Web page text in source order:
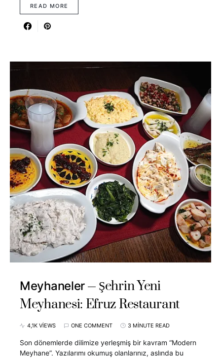
READ MORE
Meyhaneler
Şehrin Yeni
Meyhanesi: Efruz Restaurant
4,1K VIEWS ONE COMMENT 3 MINUTE READ
Son dönemlerde dilimize yerleşmiş bir kavram “Modern
Meyhane”. Yazılarımı okumuş olanlarınız, aslında bu